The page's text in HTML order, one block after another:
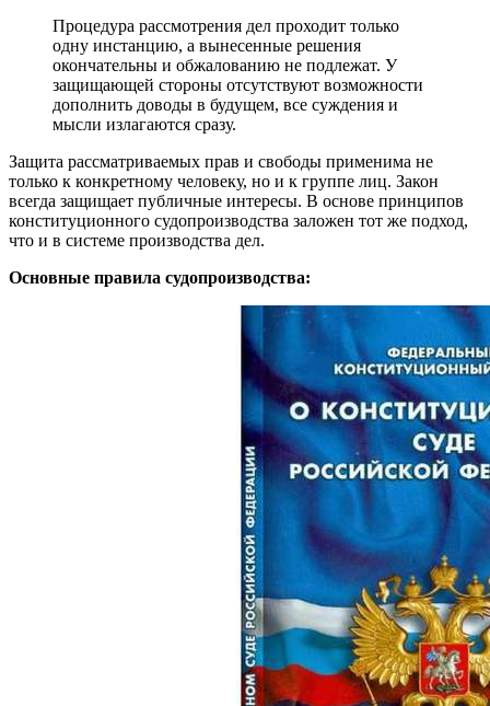
Процедура рассмотрения дел проходит только
одну инстанцию, а вынесенные решения
окончательны и обжалованию не подлежат. У
защищающей стороны отсутствуют возможности
дополнить доводы в будущем, все суждения и
мысли излагаются сразу.
Защита рассматриваемых прав и свободы применима не
только к конкретному человеку, но и к группе лиц. Закон
всегда защищает публичные интересы. В основе принципов
конституционного судопроизводства заложен тот же подход,
что и в системе производства дел.
Основные правила судопроизводства: